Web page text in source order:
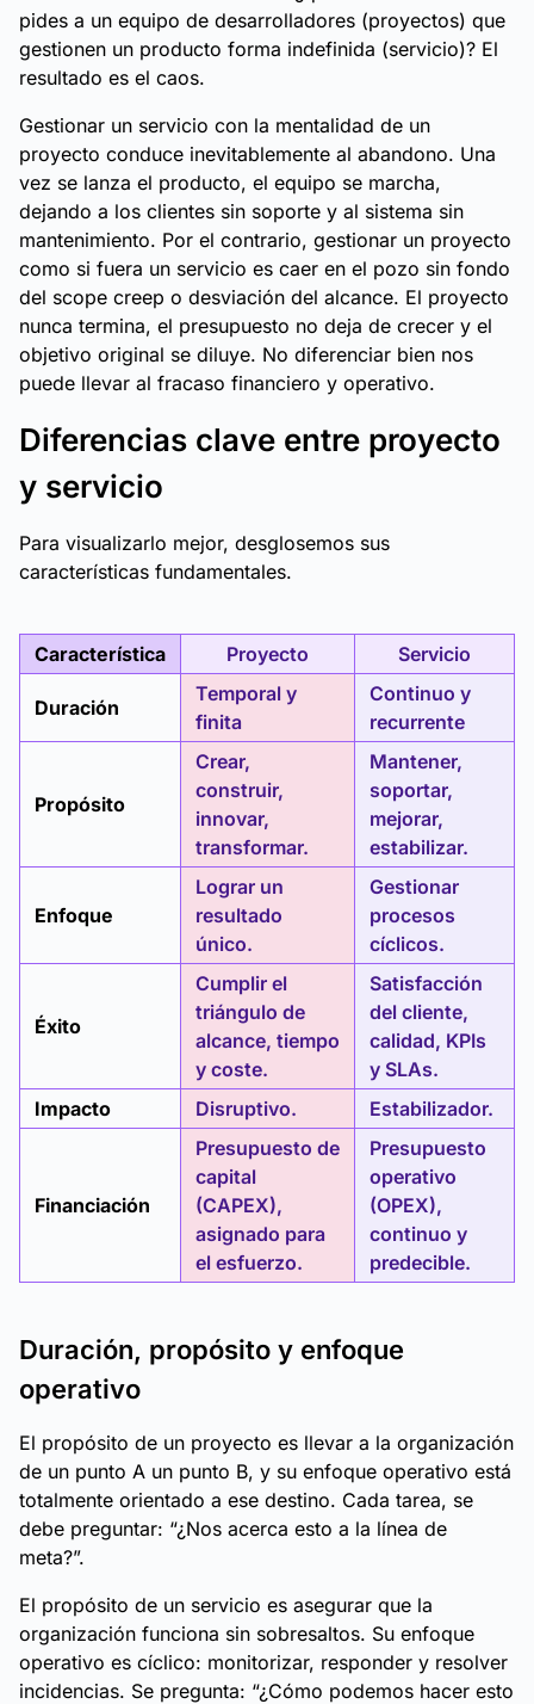
pides a un equipo de desarrolladores (proyectos) que
gestionen un producto forma indefinida (servicio)? El
resultado es el caos.
Gestionar un servicio con la mentalidad de un
proyecto conduce inevitablemente al abandono. Una
vez se lanza el producto, el equipo se marcha,
dejando a los clientes sin soporte y al sistema sin
mantenimiento. Por el contrario, gestionar un proyecto
como si fuera un servicio es caer en el pozo sin fondo
del scope creep o desviación del alcance. El proyecto
nunca termina, el presupuesto no deja de crecer y el
objetivo original se diluye. No diferenciar bien nos
puede llevar al fracaso financiero y operativo.
Diferencias clave entre proyecto
y servicio
Para visualizarlo mejor, desglosemos sus
características fundamentales.
Característica Proyecto Servicio
Duración
Temporal y
finita
Continuo y
recurrente
Propósito
Crear,
construir,
innovar,
transformar.
Mantener,
soportar,
mejorar,
estabilizar.
Enfoque
Lograr un
resultado
único.
Gestionar
procesos
cíclicos.
Éxito
Cumplir el
triángulo de
alcance, tiempo
y coste.
Satisfacción
del cliente,
calidad, KPIs
y SLAs.
Impacto
Disruptivo. Estabilizador.
Financiación
Presupuesto de
capital
(CAPEX),
asignado para
el esfuerzo.
Presupuesto
operativo
(OPEX),
continuo y
predecible.
Duración, propósito y enfoque
operativo
El propósito de un proyecto es llevar a la organización
de un punto A un punto B, y su enfoque operativo está
totalmente orientado a ese destino. Cada tarea, se
debe preguntar: “¿Nos acerca esto a la línea de
meta?”.
El propósito de un servicio es asegurar que la
organización funciona sin sobresaltos. Su enfoque
operativo es cíclico: monitorizar, responder y resolver
incidencias. Se pregunta: “¿Cómo podemos hacer esto